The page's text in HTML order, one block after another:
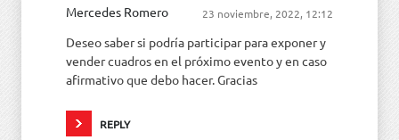
Mercedes Romero 23 noviembre, 2022, 12:12
Deseo saber si podría participar para exponer y
vender cuadros en el próximo evento y en caso
afirmativo que debo hacer. Gracias
REPLY